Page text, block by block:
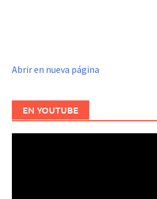
Abrir en nueva página
EN YOUTUBE